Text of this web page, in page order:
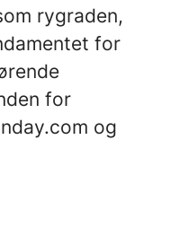
rygraden,
for
for
og